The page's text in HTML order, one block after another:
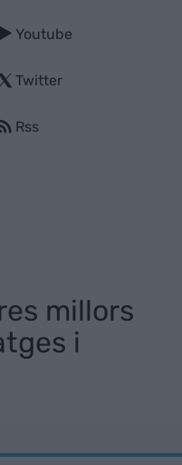
Youtube
Twitter
Rss
millors
i